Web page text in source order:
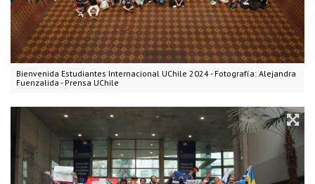
Bienvenida Estudiantes Internacional UChile 2024 - Fotografía: Alejandra
Fuenzalida - Prensa UChile